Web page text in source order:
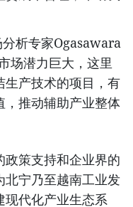
析专家Ogasawara
场潜力巨大，这里
生产技术的项目，有
，推动辅助产业整体
策支持和企业界的
北宁乃至越南工业发
现代化产业生态系